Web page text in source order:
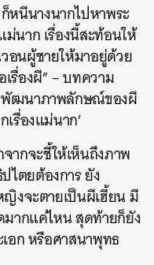
หนีนางนากไปหาพระ
นาก เรื่องนี้สะท้อนให้
อนผู้ชายให้มาอยู่ด้วย
รื่องผี” – บทความ
พัฒนาภาพลักษณ์ของผี
รื่องแม่นาก’
ากจะชี้ให้เห็นถึงภาพ
ตยต้องการ ยัง
ญิงจะตายเป็นผีเฮี้ยน มี
มากแค่ไหน สุดท้ายก็ยัง
อก หรือศาสนาพุทธ